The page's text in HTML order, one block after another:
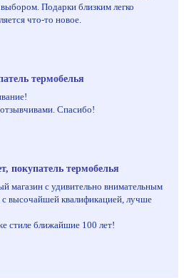
Подарки близким легко
что-то новое.
термобелья
Спасибо!
покупатель термобелья
магазин с удивительно внимательным
высочайшей квалификацией, лучше
стиле ближайшие 100 лет!